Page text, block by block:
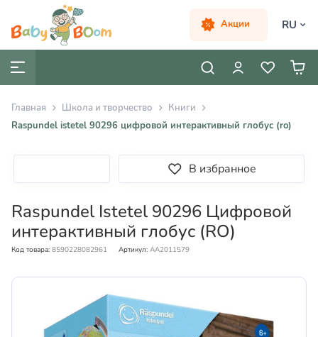
Акции RU
Главная Школа и творчество
Книги
Raspundel istetel 90296 цифровой интерактивный глобус (ro)
В избранное
Raspundel Istetel 90296 Цифровой
интерактивный глобус (RO)
Код товара: 8590228082961 Артикул: AA2011579